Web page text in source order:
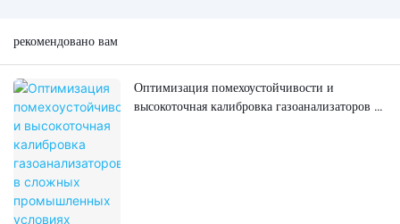
рекомендовано вам
Оптимизация помехоустойчивости и
высокоточная калибровка газоанализаторов в